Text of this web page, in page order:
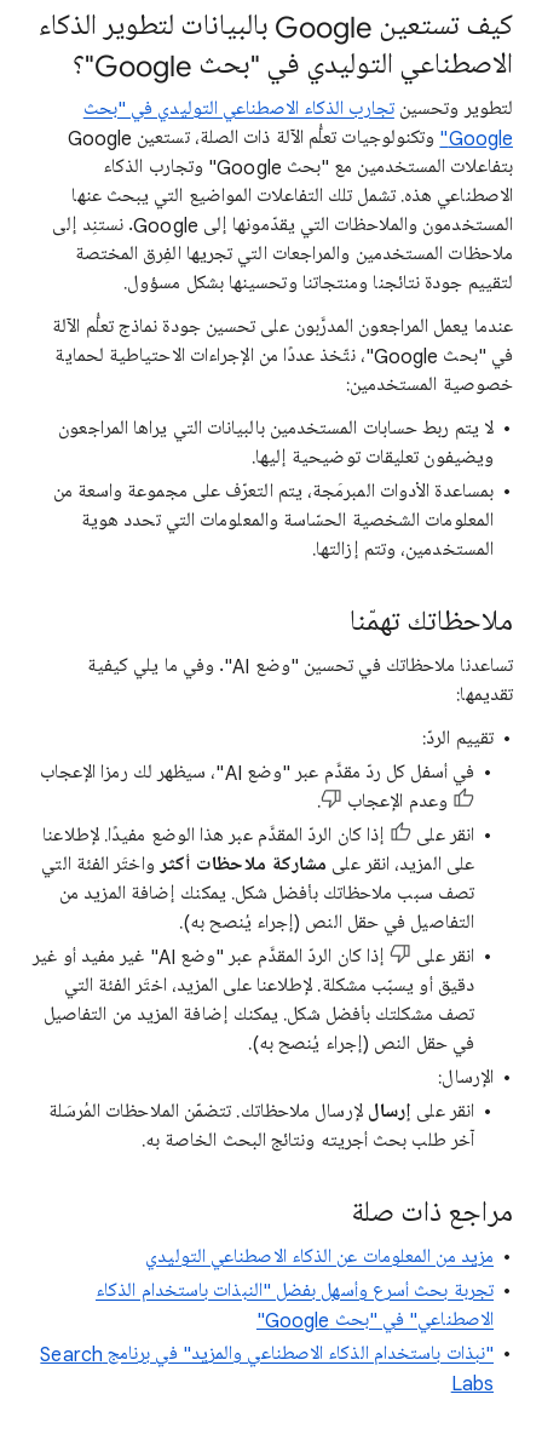
كيف تستعين Google بالبيانات لتطوير الذكاء
الاصطناعي التوليدي في "بحث Google"؟
لتطوير وتحسينتجارب الذكاء الاصطناعي التوليدي في "بحث
Google"
وتكنولوجيات تعلُّم الآلة ذات الصلة، تستعين Google
بتفاعلات المستخدمين مع "بحث Google" وتجارب الذكاء
الاصطناعي هذه. تشمل تلك التفاعلات المواضيع التي يبحث عنها
المستخدمون والملاحظات التي يقدّمونها إلى Google. نستنِد إلى
ملاحظات المستخدمين والمراجعات التي تجريها الفِرق المختصة
لتقييم جودة نتائجنا ومنتجاتنا وتحسينها بشكل مسؤول.
عندما يعمل المراجعون المدرَّبون على تحسين جودة نماذج تعلُّم الآلة
في "بحث Google"، نتّخذ عددًا من الإجراءات الاحتياطية لحماية
خصوصية المستخدمين:
لا يتم ربط حسابات المستخدمين بالبيانات التي يراها المراجعون
ويضيفون تعليقات توضيحية إليها.
بمساعدة الأدوات المبرمَجة، يتم التعرّف على مجموعة واسعة من
المعلومات الشخصية الحسّاسة والمعلومات التي تحدد هوية
المستخدمين، وتتم إزالتها.
ملاحظاتك تهمّنا
تساعدنا ملاحظاتك في تحسين "وضع AI". وفي ما يلي كيفية
تقديمها:
تقييم الردّ:
في أسفل كل ردّ مقدَّم عبر "وضع AI"، سيظهر لك رمزا الإعجاب
وعدم الإعجاب
.
انقر على
إذا كان الردّ المقدَّم عبر هذا الوضع مفيدًا. لإطلاعنا
على المزيد، انقر على مشاركة ملاحظات أكثرواختَر الفئة التي
تصف سبب ملاحظاتك بأفضل شكل. يمكنك إضافة المزيد من
التفاصيل في حقل النص (إجراء يُنصح به).
انقر على
إذا كان الردّ المقدَّم عبر "وضع AI" غير مفيد أو غير
دقيق أو يسبّب مشكلة. لإطلاعنا على المزيد، اختَر الفئة التي
تصف مشكلتك بأفضل شكل. يمكنك إضافة المزيد من التفاصيل
في حقل النص (إجراء يُنصح به).
الإرسال:
انقر على إرسال لإرسال ملاحظاتك. تتضمّن الملاحظات المُرسَلة
آخر طلب بحث أجريته ونتائج البحث الخاصة به.
مراجع ذات صلة
مزيد من المعلومات عن الذكاء الاصطناعي التوليدي
تجربة بحث أسرع وأسهل بفضل "النبذات باستخدام الذكاء
الاصطناعي" في "بحث Google"
"نبذات باستخدام الذكاء الاصطناعي والمزيد" في برنامج Search
Labs